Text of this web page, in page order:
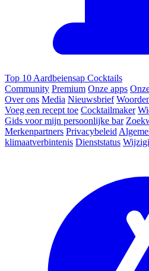
Top 10 Aardbeiensap Cocktails
Community Premium Onze apps
Over ons Media Nieuwsbrief
Voeg een recept toe Cocktailmaker
Gids voor mijn persoonlijke bar
Merkenpartners Privacybeleid
klimaatverbintenis Dienststatus